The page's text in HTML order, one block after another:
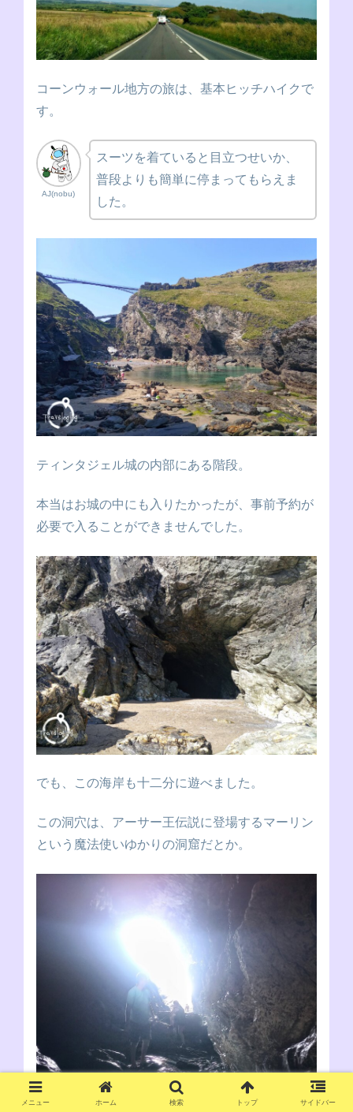
コーンウォール地方の旅は、基本ヒッチハイクで
す。
AJ(nobu)
スーツを着ていると目立つせいか、
普段よりも簡単に停まってもらえま
した。
ティンタジェル城の内部にある階段。
本当はお城の中にも入りたかったが、事前予約が
必要で入ることができませんでした。
でも、この海岸も十二分に遊べました。
この洞穴は、アーサー王伝説に登場するマーリン
という魔法使いゆかりの洞窟だとか。
メニュー ホーム 検索 トップ サイドバー